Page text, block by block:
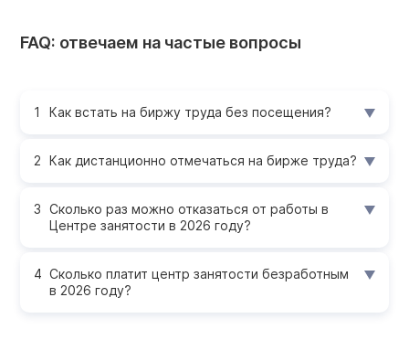
FAQ: отвечаем на частые вопросы
Как встать на биржу труда без посещения?
Как дистанционно отмечаться на бирже труда?
Сколько раз можно отказаться от работы в
Центре занятости в 2026 году?
Сколько платит центр занятости безработным
в 2026 году?